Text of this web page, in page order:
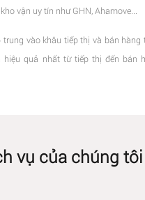
vận uy tín như GHN, Ahamove...
vào khâu tiếp thị và bán hàng
quả nhất từ tiếp thị đến bán
vụ của chúng tôi